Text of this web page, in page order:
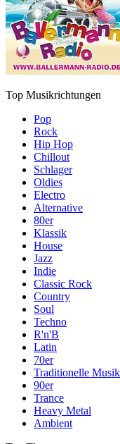
Top Musikrichtungen
Pop
Rock
Hip Hop
Chillout
Schlager
Oldies
Electro
Alternative
80er
Klassik
House
Jazz
Indie
Classic Rock
Country
Soul
Techno
R'n'B
Latin
70er
Traditionelle Musik
90er
Trance
Heavy Metal
Ambient